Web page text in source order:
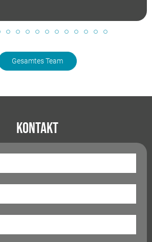
Gesamtes Team
Kontakt